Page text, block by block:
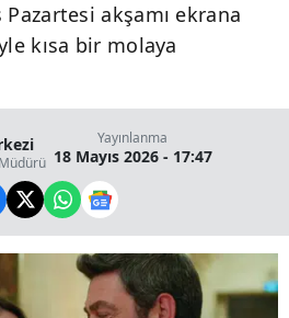
Pazartesi akşamı ekrana
kısa bir molaya
Yayınlanma
18 Mayıs 2026 - 17:47